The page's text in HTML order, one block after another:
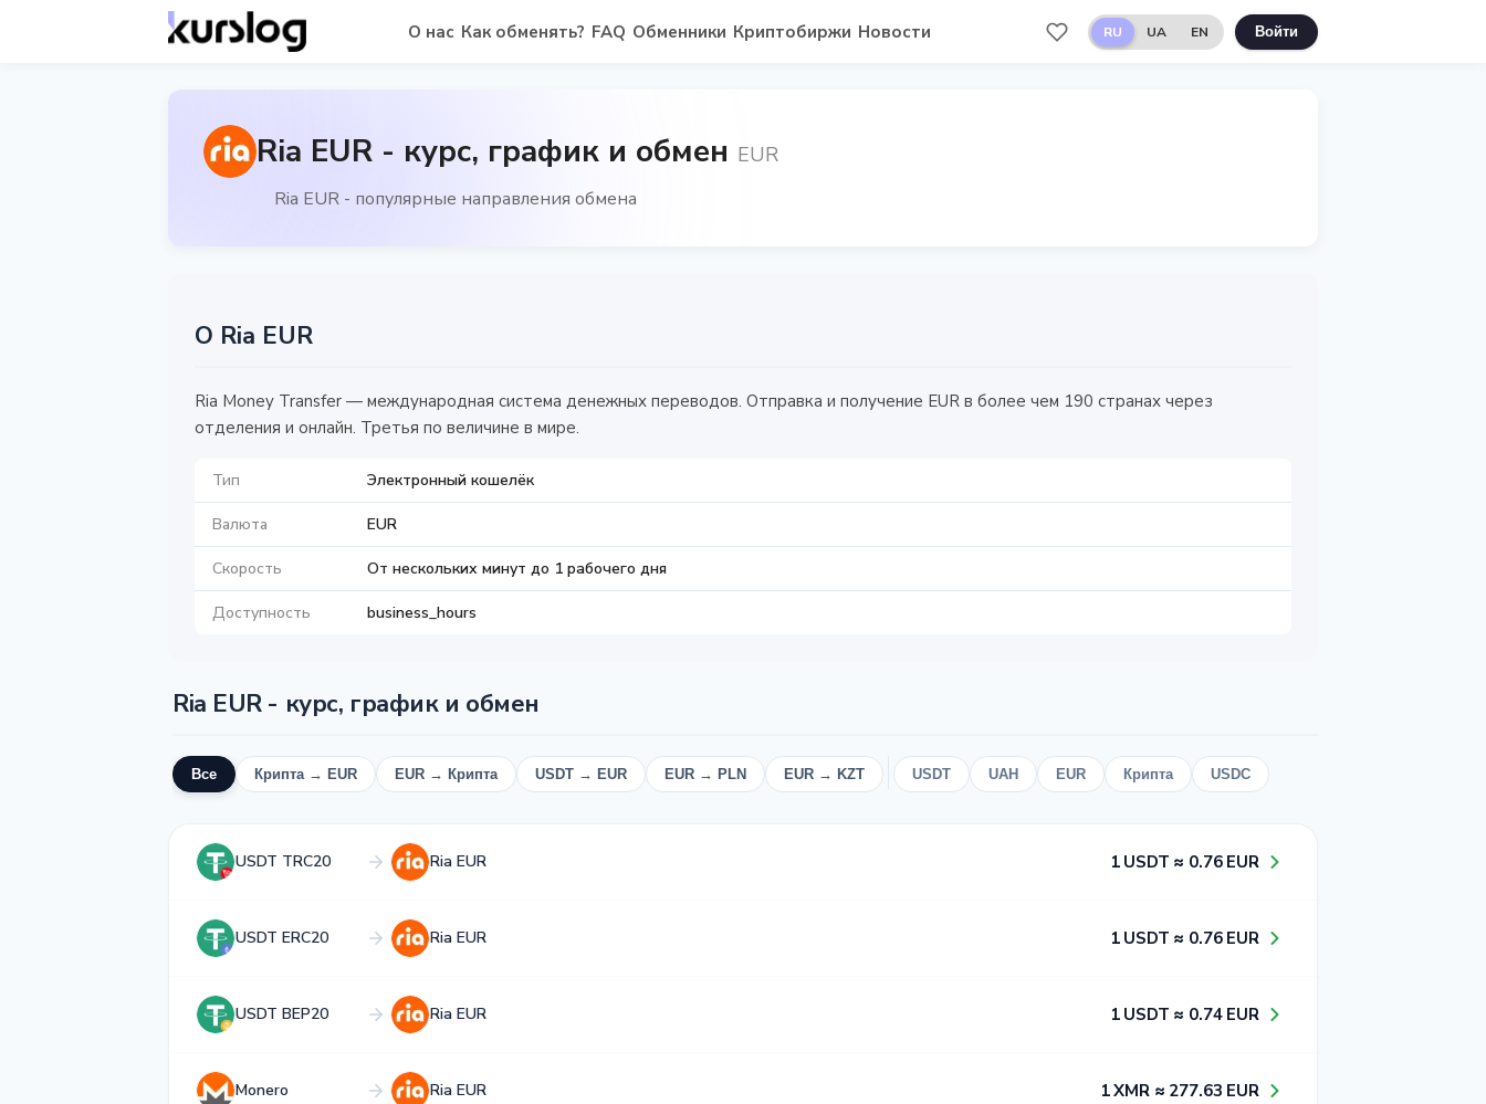
О нас Как обменять? FAQ Обменники Криптобиржи Новости RU UA EN Войти
Ria EUR - курс, график и обмен EUR
Ria EUR - популярные направления обмена
О Ria EUR
Ria Money Transfer — международная система денежных переводов. Отправка и получение EUR в более чем 190 странах через
отделения и онлайн. Третья по величине в мире.
Тип Электронный кошелёк
Валюта EUR
Скорость От нескольких минут до 1 рабочего дня
Доступность business_hours
Ria EUR - курс, график и обмен
Все Крипта → EUR EUR → Крипта USDT → EUR EUR → PLN EUR → KZT USDT UAH EUR Крипта USDC
USDT TRC20 Ria EUR 1​ USDT ≈ 0​.7​6​ EUR
USDT ERC20 Ria EUR 1​ USDT ≈ 0​.7​6​ EUR
USDT BEP20 Ria EUR 1​ USDT ≈ 0​.7​4​ EUR
Monero Ria EUR 1​ XMR ≈ 2​7​7​.6​3​ EUR